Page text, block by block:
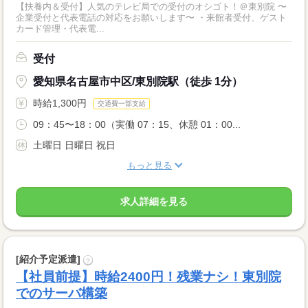
【扶養内＆受付】人気のテレビ局での受付のオシゴト！＠東別院 〜
企業受付と代表電話の対応をお願いします〜 ・来館者受付、ゲスト
カード管理・代表電...
受付
愛知県名古屋市中区/東別院駅（徒歩 1分）
時給1,300円 交通費一部支給
09：45〜18：00（実働 07：15、休憩 01：00...
土曜日 日曜日 祝日
もっと見る
求人詳細を見る
[紹介予定派遣] ?
【社員前提】時給2400円！残業ナシ！東別院
でのサーバ構築